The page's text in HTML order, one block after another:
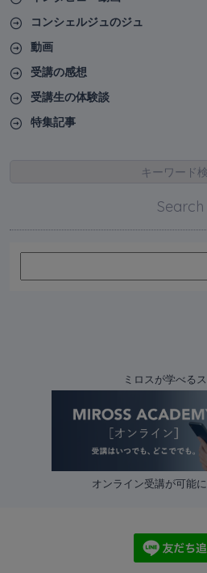
コンシェルジュのジュ
動画
受講の感想
受講生の体験談
特集記事
キーワード
Search
ミロスが学べる
オンライン受講が可能